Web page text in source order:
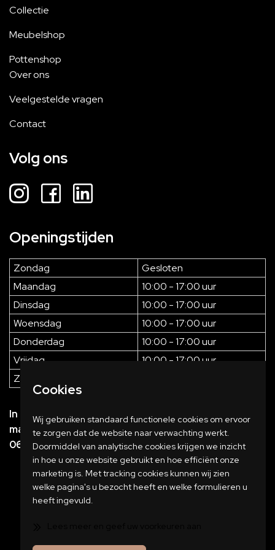
Collectie
Meubelshop
Pottenshop
Over ons
Veelgestelde vragen
Contact
Volg ons
Openingstijden
Zondag
Gesloten
Maandag
10:00 - 17:00 uur
Dinsdag
10:00 - 17:00 uur
Woensdag
10:00 - 17:00 uur
Donderdag
10:00 - 17:00 uur
Vrijdag
10:00 - 17:00 uur
Zaterdag
In de avonden zijn wij op afspraak geopend. Maak
makkelijk een afspraak door een berichtje te sturen
06-57202767
Cookies
Wij gebruiken standaard functionele cookies om ervoor
te zorgen dat de website naar verwachting werkt.
Doormiddel van analytische cookies krijgen we inzicht
in hoe u onze website gebruikt en hoe efficiënt onze
marketing is. Met tracking cookies kunnen wij zien
welke pagina's u bezocht heeft en welke formulieren u
heeft ingevuld.